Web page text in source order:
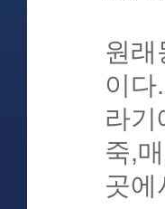
원래
이다
라기
죽,
곳에